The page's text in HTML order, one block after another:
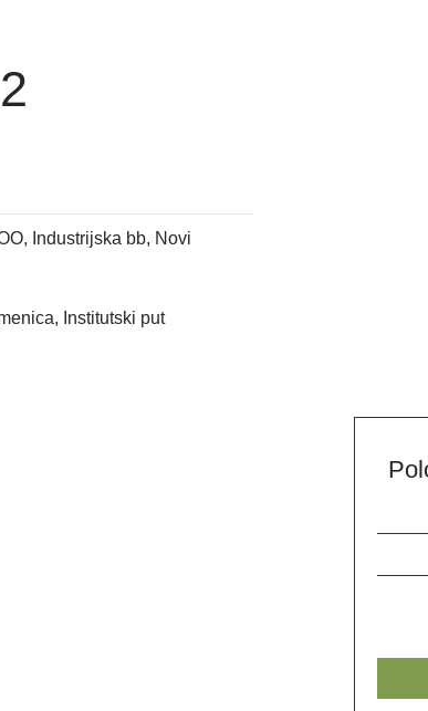
2
Industrijska bb, Novi
Institutski put